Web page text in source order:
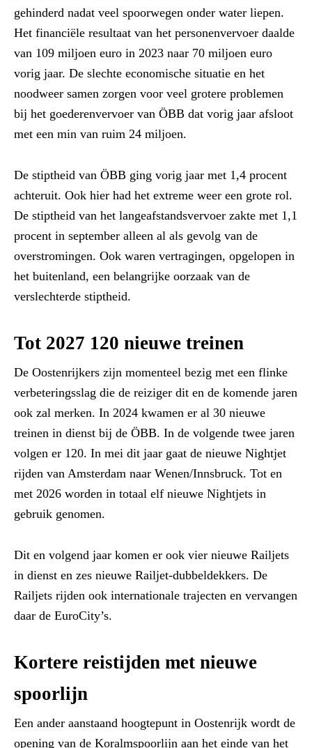
gehinderd nadat veel spoorwegen onder water liepen.
Het financiële resultaat van het personenvervoer daalde
van 109 miljoen euro in 2023 naar 70 miljoen euro
vorig jaar. De slechte economische situatie en het
noodweer samen zorgen voor veel grotere problemen
bij het goederenvervoer van ÖBB dat vorig jaar afsloot
met een min van ruim 24 miljoen.
De stiptheid van ÖBB ging vorig jaar met 1,4 procent
achteruit. Ook hier had het extreme weer een grote rol.
De stiptheid van het langeafstandsvervoer zakte met 1,1
procent in september alleen al als gevolg van de
overstromingen. Ook waren vertragingen, opgelopen in
het buitenland, een belangrijke oorzaak van de
verslechterde stiptheid.
Tot 2027 120 nieuwe treinen
De Oostenrijkers zijn momenteel bezig met een flinke
verbeteringsslag die de reiziger dit en de komende jaren
ook zal merken. In 2024 kwamen er al 30 nieuwe
treinen in dienst bij de ÖBB. In de volgende twee jaren
volgen er 120. In mei dit jaar gaat de nieuwe Nightjet
rijden van Amsterdam naar Wenen/Innsbruck. Tot en
met 2026 worden in totaal elf nieuwe Nightjets in
gebruik genomen.
Dit en volgend jaar komen er ook vier nieuwe Railjets
in dienst en zes nieuwe Railjet-dubbeldekkers. De
Railjets rijden ook internationale trajecten en vervangen
daar de EuroCity’s.
Kortere reistijden met nieuwe
spoorlijn
Een ander aanstaand hoogtepunt in Oostenrijk wordt de
opening van de Koralmspoorlijn aan het einde van het